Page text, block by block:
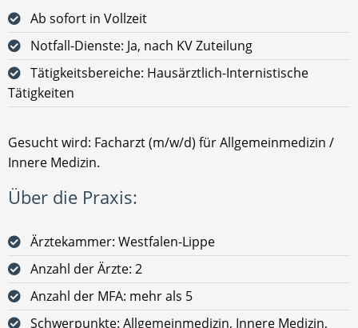
Ab sofort in Vollzeit
Notfall-Dienste: Ja, nach KV Zuteilung
Tätigkeitsbereiche: Hausärztlich-Internistische
Tätigkeiten
Gesucht wird: Facharzt (m/w/d) für Allgemeinmedizin /
Innere Medizin.
Über die Praxis:
Ärztekammer: Westfalen-Lippe
Anzahl der Ärzte: 2
Anzahl der MFA: mehr als 5
Schwerpunkte: Allgemeinmedizin, Innere Medizin,